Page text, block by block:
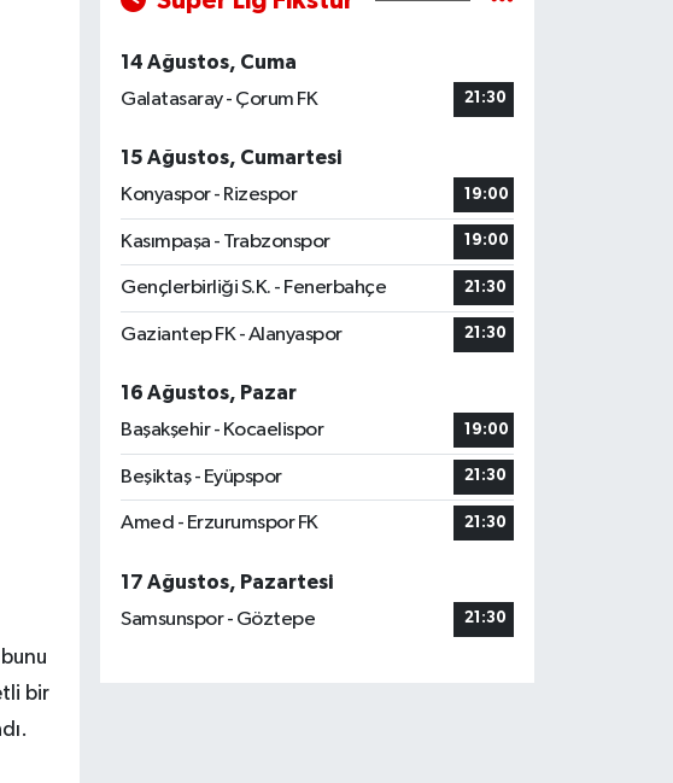
bir
14 Ağustos, Cuma
Galatasaray - Çorum FK
21:30
15 Ağustos, Cumartesi
Konyaspor - Rizespor
19:00
Kasımpaşa - Trabzonspor 19:00
Gençlerbirliği S.K. - Fenerbahçe 21:30
Gaziantep FK - Alanyaspor 21:30
16 Ağustos, Pazar
Başakşehir - Kocaelispor
19:00
Beşiktaş - Eyüpspor 21:30
Amed - Erzurumspor FK 21:30
17 Ağustos, Pazartesi
Samsunspor - Göztepe
21:30